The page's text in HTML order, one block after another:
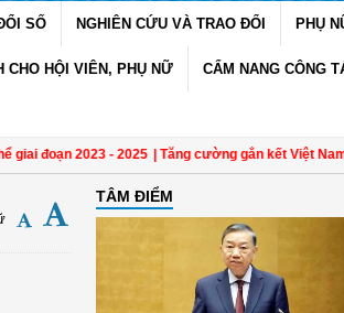
SỐ NGHIÊN CỨU VÀ TRAO ĐỔI PHỤ
CHO HỘI VIÊN, PHỤ NỮ CẨM NANG CÔNG
đoạn 2023 - 2025 | Tăng cường gắn kết Việt Nam -
TÂM ĐIỂM